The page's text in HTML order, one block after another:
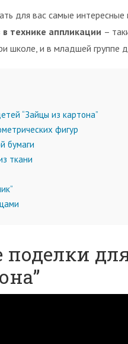
для вас самые интересные
технике аппликации –
школе, и в младшей группе
“Зайцы из картона”
фигур
бумаги
ткани